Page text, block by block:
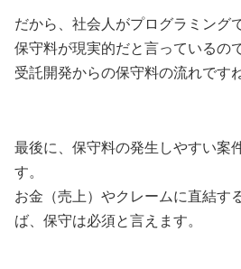
だから、社会人がプログラミング
保守料が現実的だと言っているの
受託開発からの保守料の流れですね
最後に、保守料の発生しやすい案
す。
お金（売上）やクレームに直結す
ば、保守は必須と言えます。